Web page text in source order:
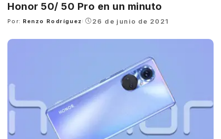
Honor 50/ 50 Pro en un minuto
Posted
Por: Renzo Rodríguez 26 de junio de 2021